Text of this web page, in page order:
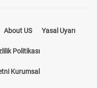
About US Yasal Uyarı
Politikası
Kurumsal